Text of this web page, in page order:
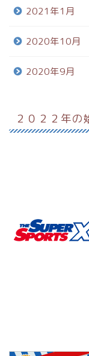
2021年1月
2020年10月
2020年9月
２０２２年の